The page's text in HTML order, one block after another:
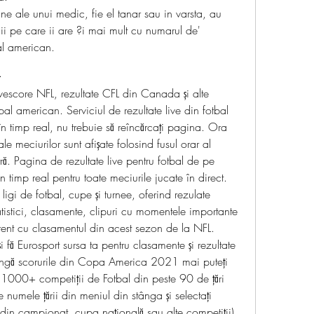
ale unui medic, fie el tanar sau in varsta, au
pe care ii are ?i mai mult cu numarul de'
american.
NFL, rezultate CFL din Canada și alte
american. Serviciul de rezultate live din fotbal
timp real, nu trebuie să reîncărcați pagina. Ora
meciurilor sunt afișate folosind fusul orar al
Pagina de rezultate live pentru fotbal de pe
timp real pentru toate meciurile jucate în direct.
de fotbal, cupe și turnee, oferind rezulate
clasamente, clipuri cu momentele importante
cu clasamentul din acest sezon de la NFL.
fă Eurosport sursa ta pentru clasamente și rezultate
scorurile din Copa America 2021 mai puteți
1000+ competiții de Fotbal din peste 90 de țări
țării din meniul din stânga și selectați